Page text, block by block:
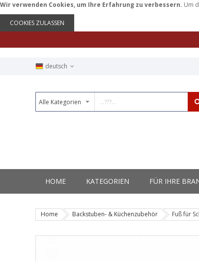
Wir verwenden Cookies, um Ihre Erfahrung zu verbessern. Um
COOKIES ZULASSEN
deutsch
HOME KATEGORIEN FÜR IHRE
Home Backstuben- & Küchenzubehör Fuß für